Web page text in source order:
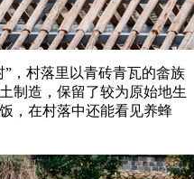
，村落里以青砖青瓦的畲族
制造，保留了较为原始地生
，在村落中还能看见养蜂